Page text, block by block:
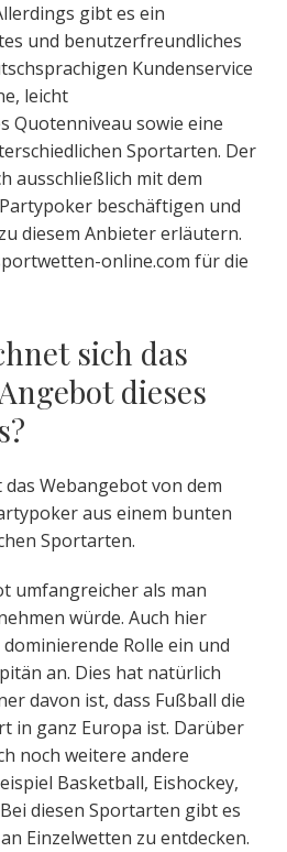
gibt es ein
und benutzerfreundliches
Kundenservice
leicht
Quotenniveau sowie eine
Sportarten. Der
ausschließlich mit dem
beschäftigen und
diesem Anbieter erläutern.
online.com für die
sich das
dieses
Webangebot von dem
aus einem bunten
Sportarten.
umfangreicher als man
würde. Auch hier
Rolle ein und
an. Dies hat natürlich
davon ist, dass Fußball die
in ganz Europa ist. Darüber
noch weitere andere
Basketball, Eishockey,
diesen Sportarten gibt es
Einzelwetten zu entdecken.